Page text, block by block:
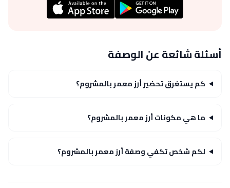
أسئلة شائعة عن الوصفة
كم يستغرق تحضير أرز معمر بالمشروم؟
ما هي مكونات أرز معمر بالمشروم؟
لكم شخص تكفي وصفة أرز معمر بالمشروم؟